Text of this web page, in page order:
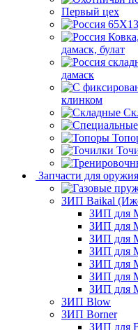
Первый цех
дамаск, булат
дамаск
клинком
Запчасти для оружия
ЗИП Baikal
ЗИП для
ЗИП для
ЗИП для
ЗИП для
ЗИП для
ЗИП для
ЗИП для
ЗИП Blow
ЗИП Borner
ЗИП для